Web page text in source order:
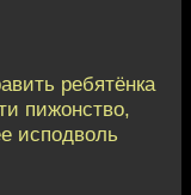
ребятёнка
пижонство,
исподволь